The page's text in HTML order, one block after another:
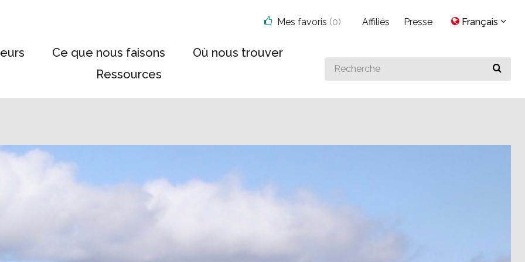
Ce que nous faisons
Où nous trouver
Ressources
Search
for
Mes favoris (0) Affiliés Presse Français